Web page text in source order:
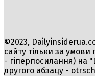
©2023,
сайту тільки за
- гіперпосилання) на
другого абзацу -